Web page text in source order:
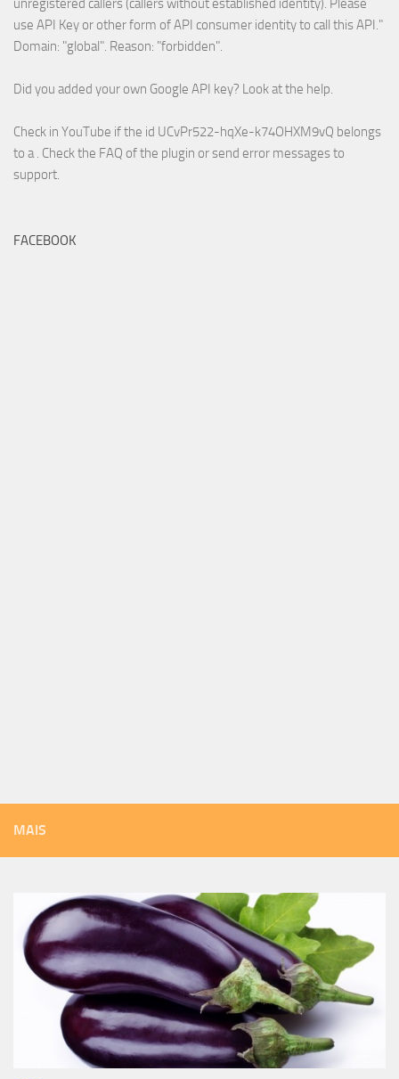
unregistered callers (callers without established identity). Please
use API Key or other form of API consumer identity to call this API."
Domain: "global". Reason: "forbidden".
Did you added your own Google API key? Look at the help.
Check in YouTube if the id UCvPr522-hqXe-k74OHXM9vQ belongs
to a . Check the FAQ of the plugin or send error messages to
support.
FACEBOOK
MAIS